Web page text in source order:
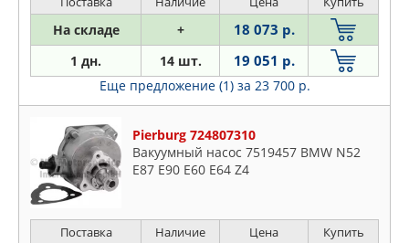
На складе + 18 073 р.
1 дн. 14 шт. 19 051 р.
Еще предложение (1) за 23 700 р.
Pierburg 724807310
Вакуумный насос 7519457 BMW N52
E87 E90 E60 E64 Z4
Поставка Наличие Цена Купить